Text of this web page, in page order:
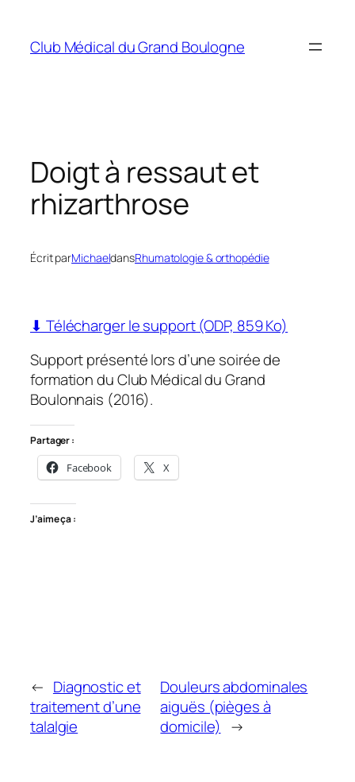
contenu
Club Médical du Grand Boulogne
Doigt à ressaut et
rhizarthrose
Écrit parMichaeldansRhumatologie & orthopédie
⬇ Télécharger le support (ODP, 859 Ko)
Support présenté lors d’une soirée de
formation du Club Médical du Grand
Boulonnais (2016).
Partager :
Facebook X
J’aime ça :
← Diagnostic et
traitement d’une
talalgie
Douleurs abdominales
aiguës (pièges à
domicile) →